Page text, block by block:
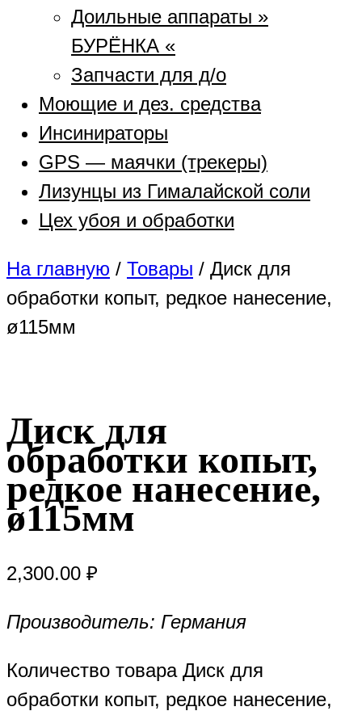
Доильные аппараты »
БУРЁНКА «
Запчасти для д/о
Моющие и дез. средства
Инсинираторы
GPS — маячки (трекеры)
Лизунцы из Гималайской соли
Цех убоя и обработки
На главную / Товары / Диск для
обработки копыт, редкое нанесение,
ø115мм
Диск для
обработки копыт,
редкое нанесение,
ø115мм
2,300.00 ₽
Производитель: Германия
Количество товара Диск для
обработки копыт, редкое нанесение,